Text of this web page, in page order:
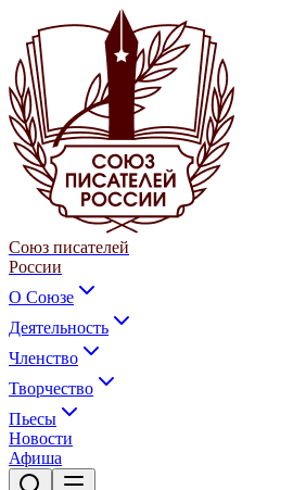
Союз писателей
России
О Союзе
Деятельность
Членство
Творчество
Пьесы
Новости
Афиша